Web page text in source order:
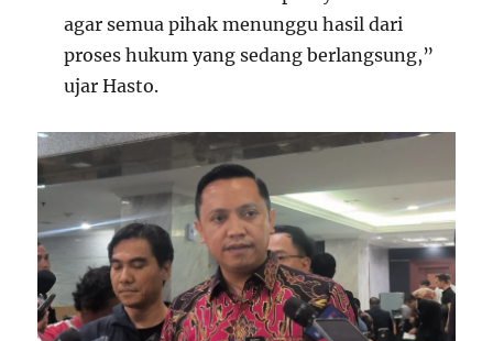
agar semua pihak menunggu hasil dari
proses hukum yang sedang berlangsung,”
ujar Hasto.